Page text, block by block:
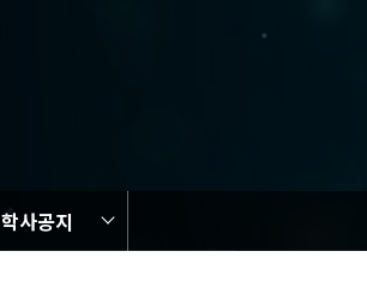
학사공지